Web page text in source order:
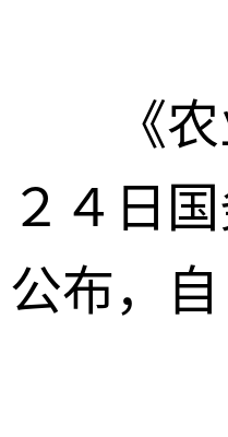
《农业
２４日
公布，